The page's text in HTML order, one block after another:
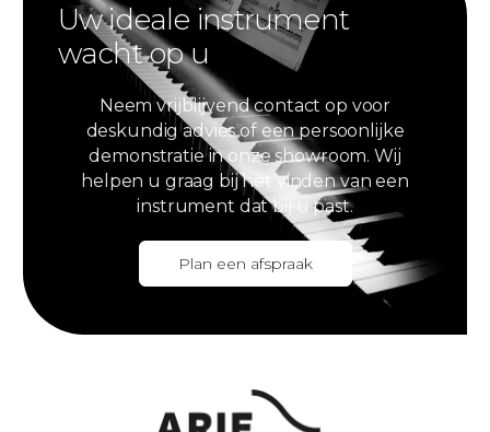
Uw ideale instrument
wacht op u
Neem vrijblijvend contact op voor
deskundig advies of een persoonlijke
demonstratie in onze showroom. Wij
helpen u graag bij het vinden van een
instrument dat bij u past.
Plan een afspraak